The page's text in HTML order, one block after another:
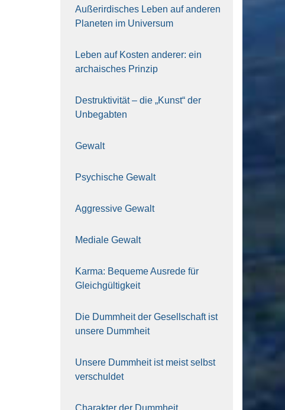
Außer­ir­di­sches Leben auf ande­ren
Pla­ne­ten im Uni­ver­sum
Leben auf Kos­ten ande­rer: ein
archai­sches Prin­zip
Destruk­ti­vi­tät – die „Kunst“ der
Unbe­gab­ten
Gewalt
Psy­chi­sche Gewalt
Aggres­si­ve Gewalt
Media­le Gewalt
Kar­ma: Beque­me Aus­re­de für
Gleich­gül­tig­keit
Die Dumm­heit der Gesell­schaft ist
unse­re Dumm­heit
Unse­re Dumm­heit ist meist selbst
ver­schul­det
Cha­rak­ter der Dumm­heit